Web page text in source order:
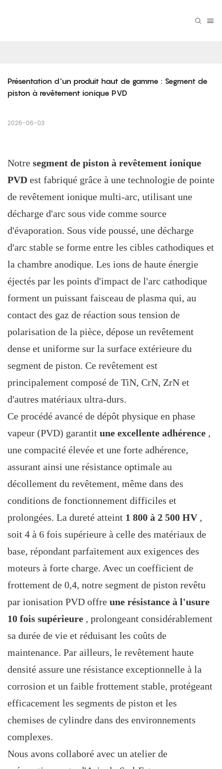
Présentation d'un produit haut de gamme : Segment de
piston à revêtement ionique PVD
2026-06-03
Notre segment de piston à revêtement ionique
PVD est fabriqué grâce à une technologie de pointe
de revêtement ionique multi-arc, utilisant une
décharge d'arc sous vide comme source
d'évaporation. Sous vide poussé, une décharge
d'arc stable se forme entre les cibles cathodiques et
la chambre anodique. Les ions de haute énergie
éjectés par les points d'impact de l'arc cathodique
forment un puissant faisceau de plasma qui, au
contact des gaz de réaction sous tension de
polarisation de la pièce, dépose un revêtement
dense et uniforme sur la surface extérieure du
segment de piston. Ce revêtement est
principalement composé de TiN, CrN, ZrN et
d'autres matériaux ultra-durs.
Ce procédé avancé de dépôt physique en phase
vapeur (PVD) garantit une excellente adhérence ,
une compacité élevée et une forte adhérence,
assurant ainsi une résistance optimale au
décollement du revêtement, même dans des
conditions de fonctionnement difficiles et
prolongées. La dureté atteint 1 800 à 2 500 HV,
soit 4 à 6 fois supérieure à celle des matériaux de
base, répondant parfaitement aux exigences des
moteurs à forte charge. Avec un coefficient de
frottement de 0,4, notre segment de piston revêtu
par ionisation PVD offre une résistance à l'usure
10 fois supérieure , prolongeant considérablement
sa durée de vie et réduisant les coûts de
maintenance. Par ailleurs, le revêtement haute
densité assure une résistance exceptionnelle à la
corrosion et un faible frottement stable, protégeant
efficacement les segments de piston et les
chemises de cylindre dans des environnements
complexes.
Nous avons collaboré avec un atelier de